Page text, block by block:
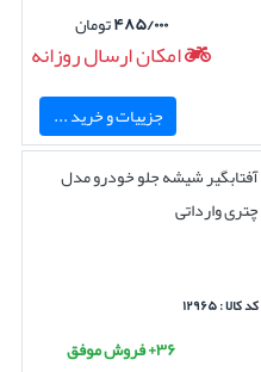
۴۸۵/۰۰۰تومان
امکان ارسال روزانه
جزییات و خرید ...
آفتابگیر شیشه جلو خودرو مدل
چتری وارداتی
کد کالا : ۱۲۹۶۵
۳۶+ فروش موفق